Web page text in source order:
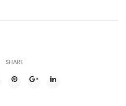
SHARE